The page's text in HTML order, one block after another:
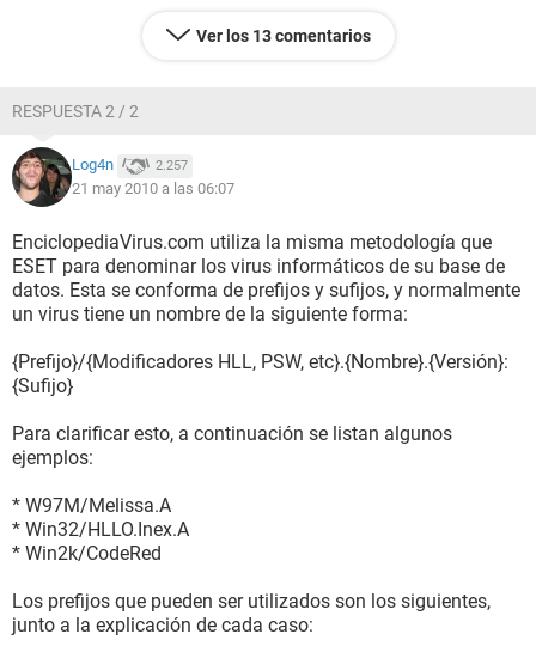
Ver los 13 comentarios
RESPUESTA 2 / 2
Log4n 2.257
21 may 2010 a las 06:07
EnciclopediaVirus.com utiliza la misma metodología que
ESET para denominar los virus informáticos de su base de
datos. Esta se conforma de prefijos y sufijos, y normalmente
un virus tiene un nombre de la siguiente forma:
{Prefijo}/{Modificadores HLL, PSW, etc}.{Nombre}.{Versión}:
{Sufijo}
Para clarificar esto, a continuación se listan algunos
ejemplos:
* W97M/Melissa.A
* Win32/HLLO.Inex.A
* Win2k/CodeRed
Los prefijos que pueden ser utilizados son los siguientes,
junto a la explicación de cada caso: